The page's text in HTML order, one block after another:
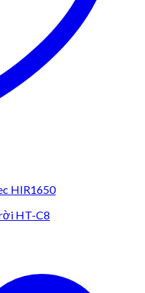
HIR1650